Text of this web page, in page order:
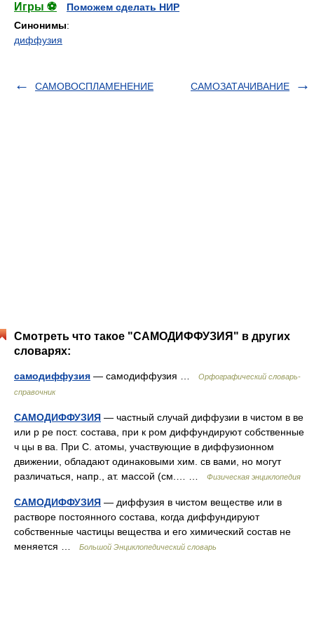
Игры ⚽
Поможем сделать НИР
Синонимы:
диффузия
САМОВОСПЛАМЕНЕНИЕ САМОЗАТАЧИВАНИЕ
Смотреть что такое "САМОДИФФУЗИЯ" в других
словарях:
самодиффузия — самодиффузия …
Орфографический словарь-
справочник
САМОДИФФУЗИЯ — частный случай диффузии в чистом в ве
или р ре пост. состава, при к ром диффундируют собственные
ч цы в ва. При С. атомы, участвующие в диффузионном
движении, обладают одинаковыми хим. св вами, но могут
различаться, напр., ат. массой (см.… …
Физическая энциклопедия
САМОДИФФУЗИЯ — диффузия в чистом веществе или в
растворе постоянного состава, когда диффундируют
собственные частицы вещества и его химический состав не
меняется …
Большой Энциклопедический словарь